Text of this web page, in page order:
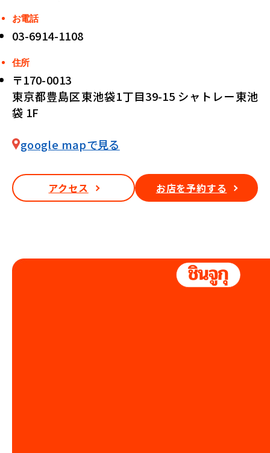
お電話
03-6914-1108
住所
〒170-0013
東京都豊島区東池袋1丁目39-15 シャトレー東池
袋 1F
google mapで見る
アクセス お店を予約する